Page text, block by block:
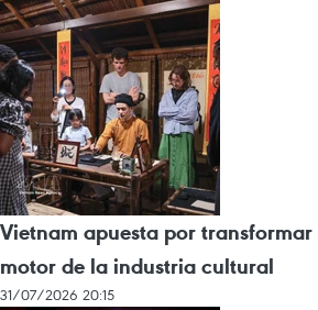
Vietnam apuesta por
motor de la industria cultural
31/07/2026 20:15